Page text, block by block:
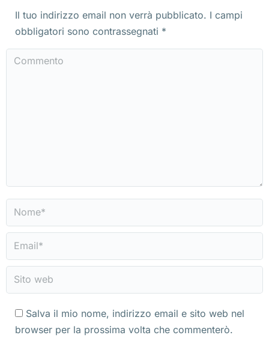
Il tuo indirizzo email non verrà pubblicato. I campi
obbligatori sono contrassegnati *
Commento
Nome *
Email *
Sito web
Salva il mio nome, indirizzo email e sito web nel
browser per la prossima volta che commenterò.